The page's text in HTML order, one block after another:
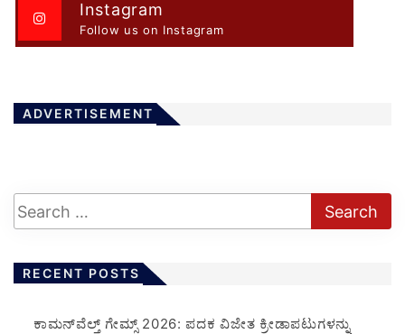
Instagram
Follow us on Instagram
ADVERTISEMENT
RECENT POSTS
ಕಾಮನ್‌ವೆಲ್ತ್ ಗೇಮ್ಸ್ 2026: ಪದಕ ವಿಜೇತ ಕ್ರೀಡಾಪಟುಗಳನ್ನು